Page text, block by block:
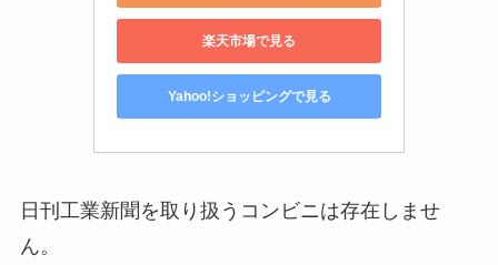
楽天市場で見る
Yahoo!ショッピングで見る
日刊工業新聞を取り扱うコンビニは存在しませ
ん。